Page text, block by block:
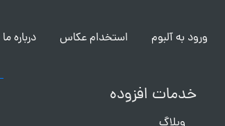
ورود به آلبوم استخدام عکاس درباره ما
خدمات افزوده